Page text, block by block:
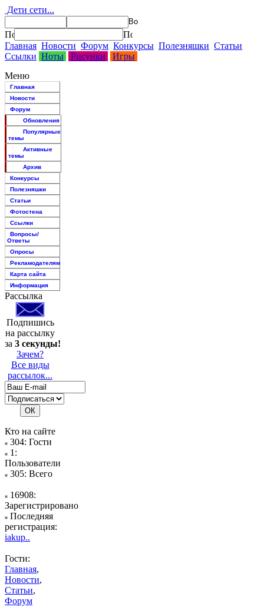
Дети сети...
Главная Новости Форум Конкурсы Полезняшки Статьи
Ссылки Ноты Рисунки
Игры
Меню
Главная
Новости
Форум
Обновления
Популярные
темы
Активные
темы
Архив
Конкурсы
Полезняшки
Статьи
Фотостена
Ссылки
Вопросы/
Ответы
Опросы
Рекламодателям
Карта сайта
Информация
Рассылка
Подпишись
на рассылку
за 3 секунды!
Зачем?
Все виды
рассылок...
Кто на сайте
304: Гости
1:
Пользователи
305: Всего
16908:
Зарегистрировано
Последняя
регистрация:
iakup..
Гости:
Главная,
Новости,
Статьи,
Форум